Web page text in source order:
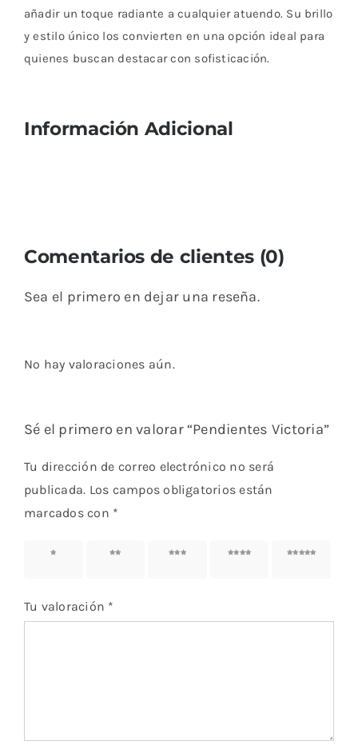
añadir un toque radiante a cualquier atuendo. Su brillo
y estilo único los convierten en una opción ideal para
quienes buscan destacar con sofisticación.
Información Adicional
Comentarios de clientes (0)
Sea el primero en dejar una reseña.
No hay valoraciones aún.
Sé el primero en valorar “Pendientes Victoria”
Tu dirección de correo electrónico no será
publicada. Los campos obligatorios están
marcados con *
1 de 5
2 de 5
3 de 5
4 de 5
5 de 5
Tu valoración *